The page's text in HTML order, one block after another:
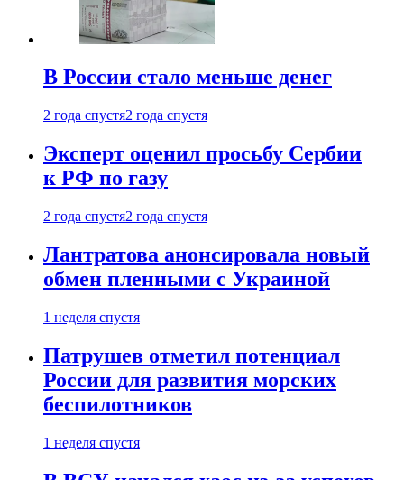
В России стало меньше денег
2 года спустя2 года спустя
Эксперт оценил просьбу Сербии
к РФ по газу
2 года спустя2 года спустя
Лантратова анонсировала новый
обмен пленными с Украиной
1 неделя спустя
Патрушев отметил потенциал
России для развития морских
беспилотников
1 неделя спустя